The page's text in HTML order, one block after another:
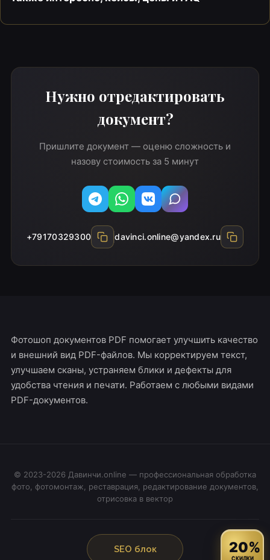
Нужно отредактировать
документ?
Пришлите документ — оценю сложность и
назову стоимость за 5 минут
TelegramWhatsAppВконтакте
MAX
+79170329300 davinci.online@yandex.ru
Фотошоп документов PDF помогает улучшить качество
и внешний вид PDF-файлов. Мы корректируем текст,
улучшаем сканы, устраняем блики и дефекты для
удобства чтения и печати. Работаем с любыми видами
PDF-документов.
© 2023-2026 Давинчи.online — профессиональная обработка
фото, фотомонтаж, реставрация, редактирование документов,
отрисовка в вектор
SEO блок 20%
СКИДКИ